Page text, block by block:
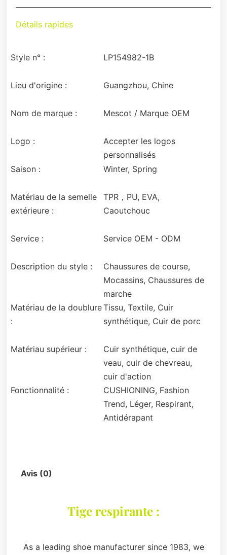
Détails rapides
Style n° : LP154982-1B
Lieu d'origine : Guangzhou, Chine
Nom de marque : Mescot / Marque OEM
Logo :
Accepter les logos
personnalisés
Saison :
Winter, Spring
Matériau de la semelle
extérieure :
TPR，PU, EVA,
Caoutchouc
Service : Service OEM - ODM
Description du style :
Chaussures de course,
Mocassins, Chaussures de
marche
Matériau de la doublure
:
Tissu, Textile, Cuir
synthétique, Cuir de porc
Matériau supérieur :
Cuir synthétique, cuir de
veau, cuir de chevreau,
cuir d'action
Fonctionnalité :
CUSHIONING, Fashion
Trend, Léger, Respirant,
Antidérapant
Avis (0)
Tige respirante :
As a leading shoe manufacturer since 1983, we